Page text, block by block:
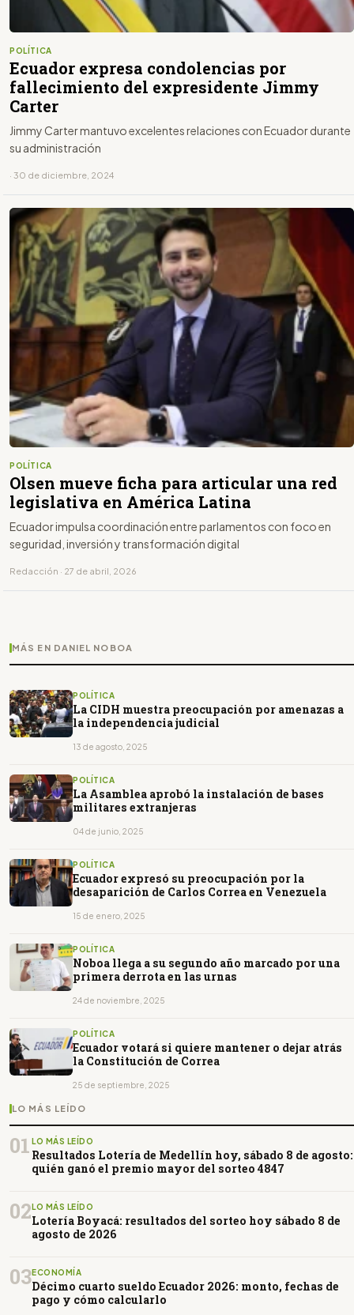
POLÍTICA
Ecuador expresa condolencias por
fallecimiento del expresidente Jimmy
Carter
Jimmy Carter mantuvo excelentes relaciones con Ecuador durante
su administración
· 30 de diciembre, 2024
POLÍTICA
Olsen mueve ficha para articular una red
legislativa en América Latina
Ecuador impulsa coordinación entre parlamentos con foco en
seguridad, inversión y transformación digital
Redacción · 27 de abril, 2026
MÁS EN DANIEL NOBOA
POLÍTICA
La CIDH muestra preocupación por amenazas a
la independencia judicial
13 de agosto, 2025
POLÍTICA
La Asamblea aprobó la instalación de bases
militares extranjeras
04 de junio, 2025
POLÍTICA
Ecuador expresó su preocupación por la
desaparición de Carlos Correa en Venezuela
15 de enero, 2025
POLÍTICA
Noboa llega a su segundo año marcado por una
primera derrota en las urnas
24 de noviembre, 2025
POLÍTICA
Ecuador votará si quiere mantener o dejar atrás
la Constitución de Correa
25 de septiembre, 2025
LO MÁS LEÍDO
01 LO MÁS LEÍDO
Resultados Lotería de Medellín hoy, sábado 8 de agosto:
quién ganó el premio mayor del sorteo 4847
02LO MÁS LEÍDO
Lotería Boyacá: resultados del sorteo hoy sábado 8 de
agosto de 2026
03ECONOMÍA
Décimo cuarto sueldo Ecuador 2026: monto, fechas de
pago y cómo calcularlo